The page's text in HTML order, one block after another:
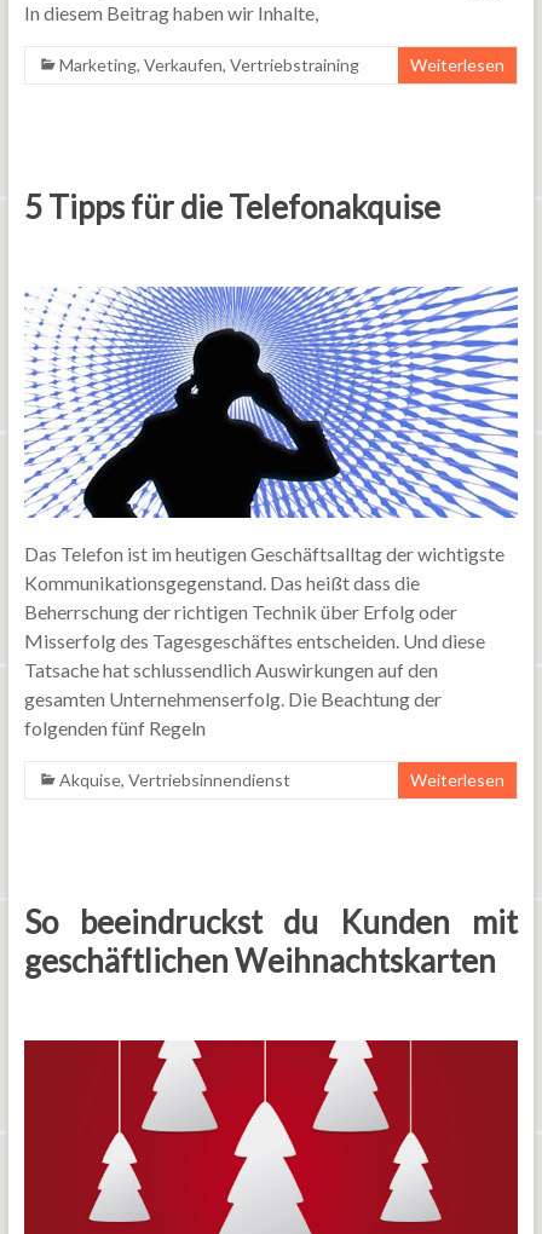
In diesem Beitrag haben wir Inhalte,
Marketing, Verkaufen, Vertriebstraining Weiterlesen
5 Tipps für die Telefonakquise
Das Telefon ist im heutigen Geschäftsalltag der wichtigste
Kommunikationsgegenstand. Das heißt dass die
Beherrschung der richtigen Technik über Erfolg oder
Misserfolg des Tagesgeschäftes entscheiden. Und diese
Tatsache hat schlussendlich Auswirkungen auf den
gesamten Unternehmenserfolg. Die Beachtung der
folgenden fünf Regeln
Akquise, Vertriebsinnendienst Weiterlesen
So beeindruckst du Kunden mit
geschäftlichen Weihnachtskarten